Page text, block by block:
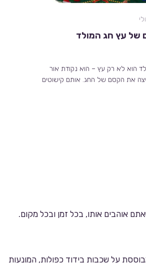
של עץ חג המולד
הוא לא רק עץ – הוא נקודת אור
את הקסם של החג. אותם קישוטים
אוהבים אותו, בכל זמן ובכל מקום.
על שכבות בידוד כפולות, המונעות